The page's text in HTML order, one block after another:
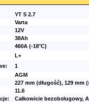
YT S 2.7
Varta
12V
38Ah
460A (-18°C)
L+
1
AGM
227 mm (długość), 129 mm
11.6
Całkowicie bezobsługowy,